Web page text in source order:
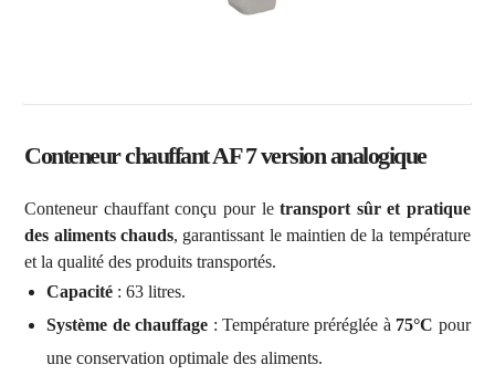
Conteneur chauffant AF 7 version analogique
Conteneur chauffant conçu pour letransport sûr et pratique
des aliments chauds, garantissant le maintien de la température
et la qualité des produits transportés.
Capacité : 63 litres.
Système de chauffage : Température préréglée à 75°C pour
une conservation optimale des aliments.